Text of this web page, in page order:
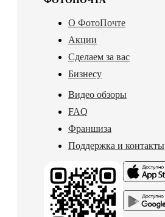
О ФотоПочте
Акции
Сделаем за вас
Бизнесу
Видео обзоры
FAQ
Франшиза
Поддержка и контакты